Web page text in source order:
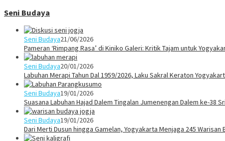
Seni Budaya
Seni Budaya21/06/2026
Pameran ‘Rimpang Rasa’ di Kiniko Galeri: Kritik Tajam untuk
Seni Budaya20/01/2026
Labuhan Merapi Tahun Dal 1959/2026, Laku Sakral Keraton
Seni Budaya19/01/2026
Suasana Labuhan Hajad Dalem Tingalan Jumenengan Dalem ke-38
Seni Budaya19/01/2026
Dari Merti Dusun hingga Gamelan, Yogyakarta Menjaga 245 Warisan